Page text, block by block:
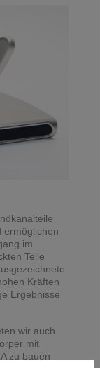
ermöglichen
im
Teile
Kräften
Ergebnisse
wir auch
mit
zu bauen